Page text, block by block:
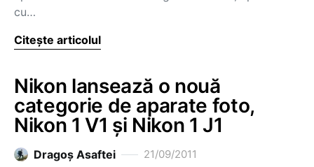
cu…
Citește articolul
Nikon lansează o nouă
categorie de aparate foto,
Nikon 1 V1 și Nikon 1 J1
Dragoş Asaftei 21/09/2011